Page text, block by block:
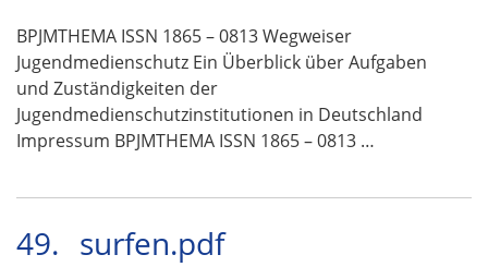
BPJMTHEMA ISSN 1865 – 0813 Wegweiser
Jugendmedienschutz Ein Überblick über Aufgaben
und Zuständigkeiten der
Jugendmedienschutzinstitutionen in Deutschland
Impressum BPJMTHEMA ISSN 1865 – 0813 …
49. surfen.pdf